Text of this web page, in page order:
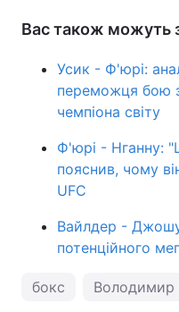
Вас також можуть
Усик - Ф'юрі:
переможця бою
чемпіона світу
Ф'юрі - Нганну:
пояснив, чому
UFC
Вайлдер -
потенційного
бокс Володимир